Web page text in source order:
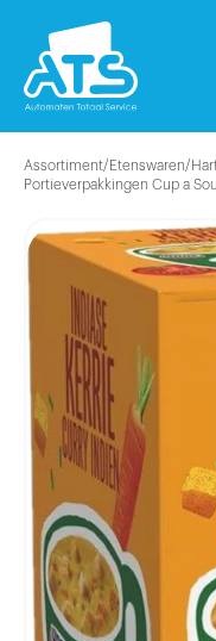
Assortiment/Etenswaren/
Portieverpakkingen Cup a